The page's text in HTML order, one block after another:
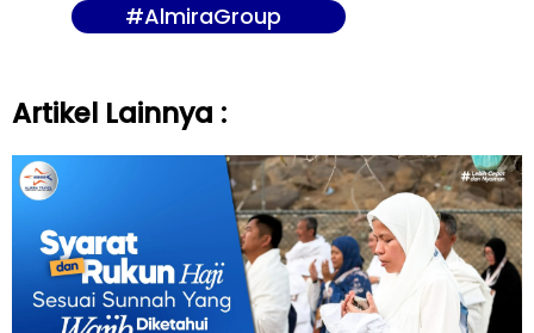
#AlmiraGroup
Artikel Lainnya :